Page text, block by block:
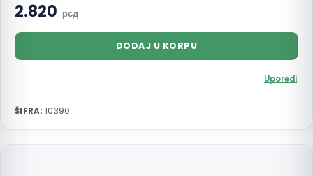
2.820 рсд
DODAJ U KORPU
Uporedi
ŠIFRA: 10390